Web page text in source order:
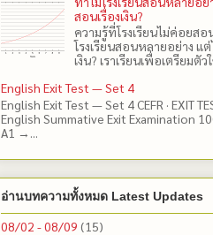
สอนเรื่องเงิน?
ความรู้ที่โรงเรียนไม่ค่อยส
โรงเรียนสอนหลายอย่าง แ
เงิน? เราเรียนเพื่อเตรียมตัว
English Exit Test — Set 4
English Exit Test — Set 4 CEFR · EXIT
English Summative Exit Examination
A1 →...
อ่านบทความทั้งหมด Latest Updates
08/02 - 08/09 (15)